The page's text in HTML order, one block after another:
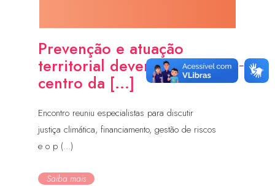
Prevenção e atuação
territorial devem estar no
centro da [...]
Encontro reuniu especialistas para discutir
justiça climática, financiamento, gestão de riscos
e o p (...)
Saiba mais